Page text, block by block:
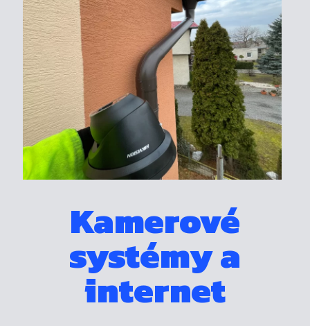
Kamerové
systémy a
internet